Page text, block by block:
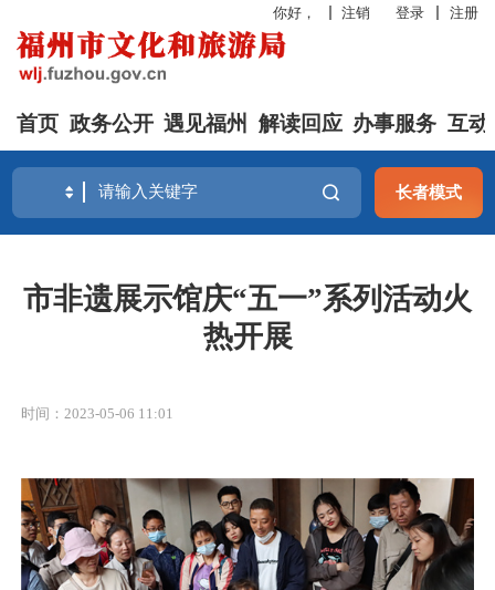
你好， 注销 登录 注册
首页 政务公开 遇见福州 解读回应 办事服务 互动
长者模式
市非遗展示馆庆“五一”系列活动火
热开展
时间：2023-05-06 11:01